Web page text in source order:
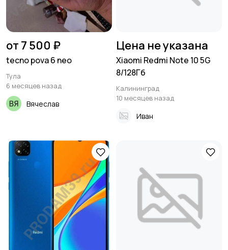
от 7 500 ₽
tecno pova 6 neo
Тула
6 месяцев назад
Вячеслав
Цена не указана
Xiaomi Redmi Note 10 5G
8/128Гб
Калининград
10 месяцев назад
Иван